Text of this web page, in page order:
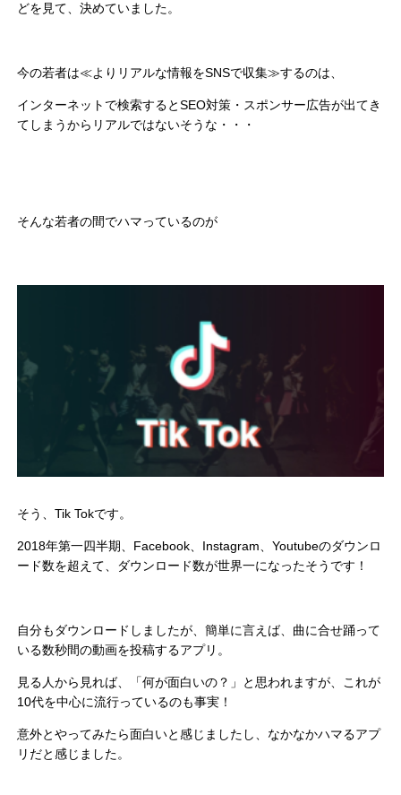
どを見て、決めていました。
今の若者は≪よりリアルな情報をSNSで収集≫するのは、
インターネットで検索するとSEO対策・スポンサー広告が出てき
てしまうからリアルではないそうな・・・
そんな若者の間でハマっているのが
そう、Tik Tokです。
2018年第一四半期、Facebook、Instagram、Youtubeのダウンロ
ード数を超えて、ダウンロード数が世界一になったそうです！
自分もダウンロードしましたが、簡単に言えば、曲に合せ踊って
いる数秒間の動画を投稿するアプリ。
見る人から見れば、「何が面白いの？」と思われますが、これが
10代を中心に流行っているのも事実！
意外とやってみたら面白いと感じましたし、なかなかハマるアプ
リだと感じました。